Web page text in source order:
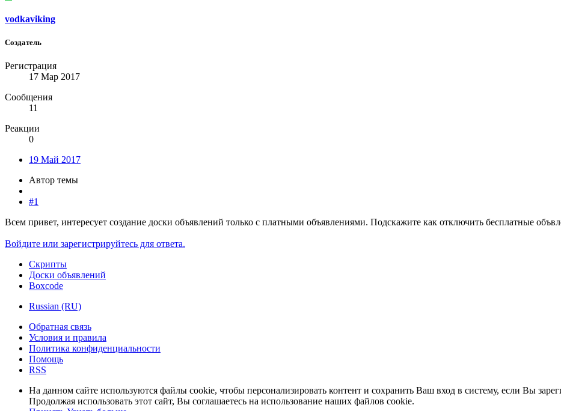
vodkaviking
Создатель
Регистрация
17 Мар 2017
Сообщения
11
Реакции
0
19 Май 2017
Автор темы
#1
Всем привет, интересует создание доски объявлений только с платными объявлениями. Подскажите как отключить бесплатные
Войдите или зарегистрируйтесь для ответа.
Скрипты
Доски объявлений
Boxcode
Russian (RU)
Обратная связь
Условия и правила
Политика конфиденциальности
Помощь
RSS
На данном сайте используются файлы cookie, чтобы персонализировать контент и сохранить Ваш вход в систему, если Вы
Продолжая использовать этот сайт, Вы соглашаетесь на использование наших файлов cookie.